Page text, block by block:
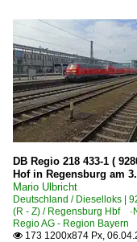
DB Regio 218 433-1 (
Hof in Regensburg am
Mario Ulbricht
Deutschland / Dieselloks |
(R - Z) / Regensburg Hbf
Regio AG - Region Bayern
 173 1200x874 Px,